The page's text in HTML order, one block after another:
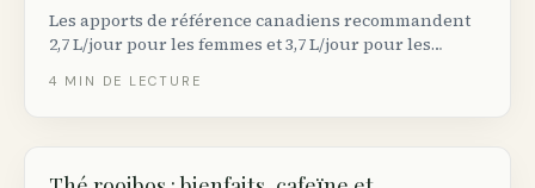
Les apports de référence canadiens recommandent
2,7 L/jour pour les femmes et 3,7 L/jour pour les
comment ajuster selon votre activité, le climat et
4 MIN DE LECTURE